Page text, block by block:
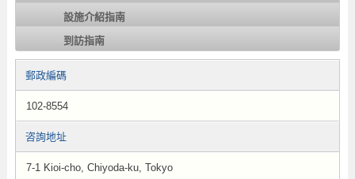
設施介紹指南
到訪指南
郵政編碼
102-8554
咨詢地址
7-1 Kioi-cho, Chiyoda-ku, Tokyo